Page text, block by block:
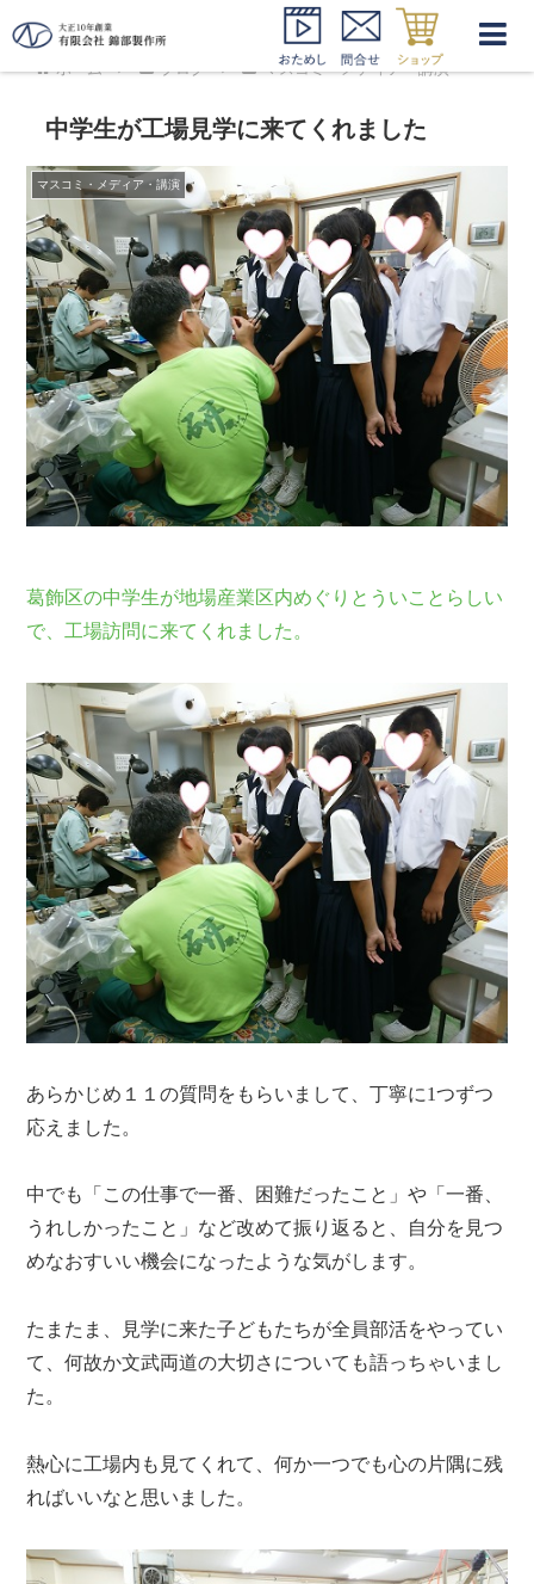
ホーム ブログ マスコミ・メディア・講演
中学生が工場見学に来てくれました
マスコミ・メディア・講演
葛飾区の中学生が地場産業区内めぐりとういことらしい
で、工場訪問に来てくれました。
あらかじめ１１の質問をもらいまして、丁寧に1つずつ
応えました。
中でも「この仕事で一番、困難だったこと」や「一番、
うれしかったこと」など改めて振り返ると、自分を見つ
めなおすいい機会になったような気がします。
たまたま、見学に来た子どもたちが全員部活をやってい
て、何故か文武両道の大切さについても語っちゃいまし
た。
熱心に工場内も見てくれて、何か一つでも心の片隅に残
ればいいなと思いました。